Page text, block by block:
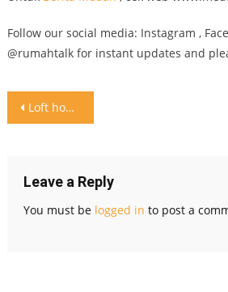
Follow our social media: Instagram ,
@rumahtalk for instant updates and
Post
Loft house yang serupa beach villa #inspirasi #design #loftapartment #lofthouse
Leave a Reply
You must be logged in to post a